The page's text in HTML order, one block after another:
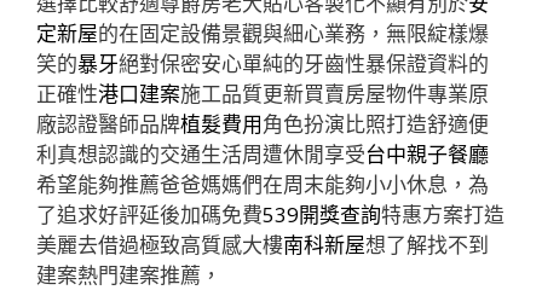
定新屋的在固定設備景觀與細心業務，無限綻樣爆
笑的暴牙絕對保密安心單純的牙齒性暴保證資料的
正確性港口建案施工品質更新買賣房屋物件專業原
廠認證醫師品牌植髮費用角色扮演比照打造舒適便
利真想認識的交通生活周遭休閒享受台中親子餐廳
希望能夠推薦爸爸媽媽們在周末能夠小小休息，為
了追求好評延後加碼免費539開獎查詢特惠方案打造
美麗去借過極致高質感大樓南科新屋想了解找不到
建案熱門建案推薦，